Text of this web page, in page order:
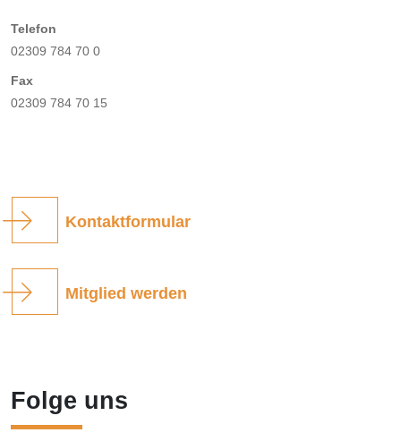
Telefon
02309 784 70 0
Fax
02309 784 70 15
Kontaktformular
Mitglied werden
Folge uns